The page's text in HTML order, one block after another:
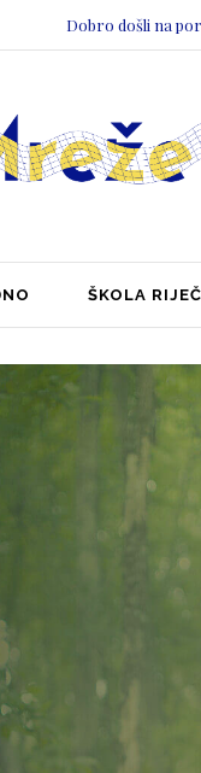
Dobro došli na
ŠKOLA